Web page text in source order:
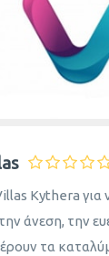
Kythera για
άνεση, την
τα